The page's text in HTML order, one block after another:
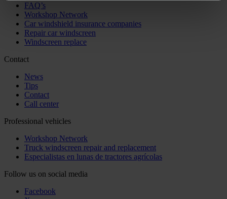
FAQ’s
Workshop Network
Car windshield insurance companies
Repair car windscreen
Windscreen replace
Contact
News
Tips
Contact
Call center
Professional vehicles
Workshop Network
Truck windscreen repair and replacement
Especialistas en lunas de tractores agrícolas
Follow us on social media
Facebook